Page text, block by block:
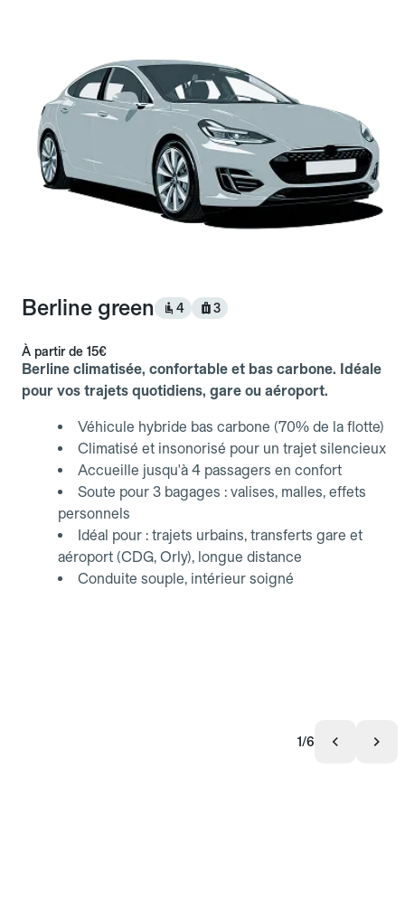
Berline green 4 3
À partir de 15€
Berline climatisée, confortable et bas carbone. Idéale
pour vos trajets quotidiens, gare ou aéroport.
Véhicule hybride bas carbone (70% de la flotte)
Climatisé et insonorisé pour un trajet silencieux
Accueille jusqu'à 4 passagers en confort
Soute pour 3 bagages : valises, malles, effets
personnels
Idéal pour : trajets urbains, transferts gare et
aéroport (CDG, Orly), longue distance
Conduite souple, intérieur soigné
1/6